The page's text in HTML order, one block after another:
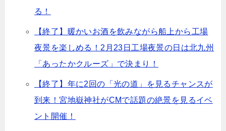
る！
【終了】暖かいお酒を飲みながら船上から工場
夜景を楽しめる！2月23日工場夜景の日は北九州
「あったかクルーズ」で決まり！
【終了】年に2回の「光の道」を見るチャンスが
到来！宮地嶽神社がCMで話題の絶景を見るイベ
ント開催！